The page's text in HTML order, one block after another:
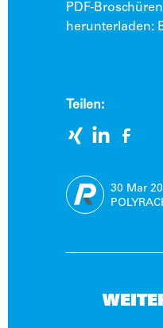
PDF-
herunterladen:
Teilen:
30 Mar